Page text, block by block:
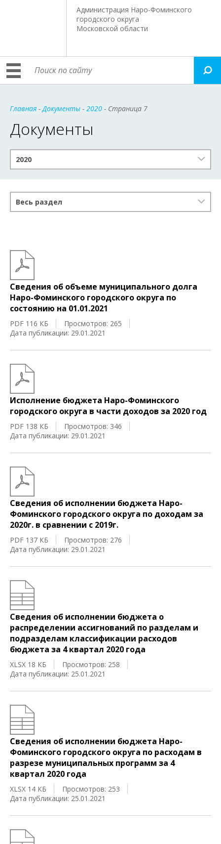
Администрация Наро-Фоминского
городского округа
Московской области
Главная -Документы - 2020 - Страница 7
Документы
2020
Весь раздел
Сведения об объеме муниципального долга
Наро-Фоминского городского округа по
состоянию на 01.01.2021
PDF 116 КБ
Просмотров: 265
Дата публикации: 29.01.2021
Исполнение бюджета Наро-Фоминского
городского округа в части доходов за 2020 год
PDF 138 КБ
Просмотров: 346
Дата публикации: 29.01.2021
Сведения об исполнении бюджета Наро-
Фоминского городского округа по доходам за
2020г. в сравнении с 2019г.
PDF 137 КБ
Просмотров: 276
Дата публикации: 29.01.2021
Сведения об исполнении бюджета о
распределении ассигнований по разделам и
подразделам классификации расходов
бюджета за 4 квартал 2020 года
XLSX 18 КБ
Просмотров: 258
Дата публикации: 25.01.2021
Сведения об исполнении бюджета Наро-
Фоминского городского округа по расходам в
разрезе муниципальных программ за 4
квартал 2020 года
XLSX 14 КБ
Просмотров: 253
Дата публикации: 25.01.2021